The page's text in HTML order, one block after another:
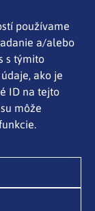
používame
a/alebo
s týmito
ako je
ID na tejto
môže
a
cookies